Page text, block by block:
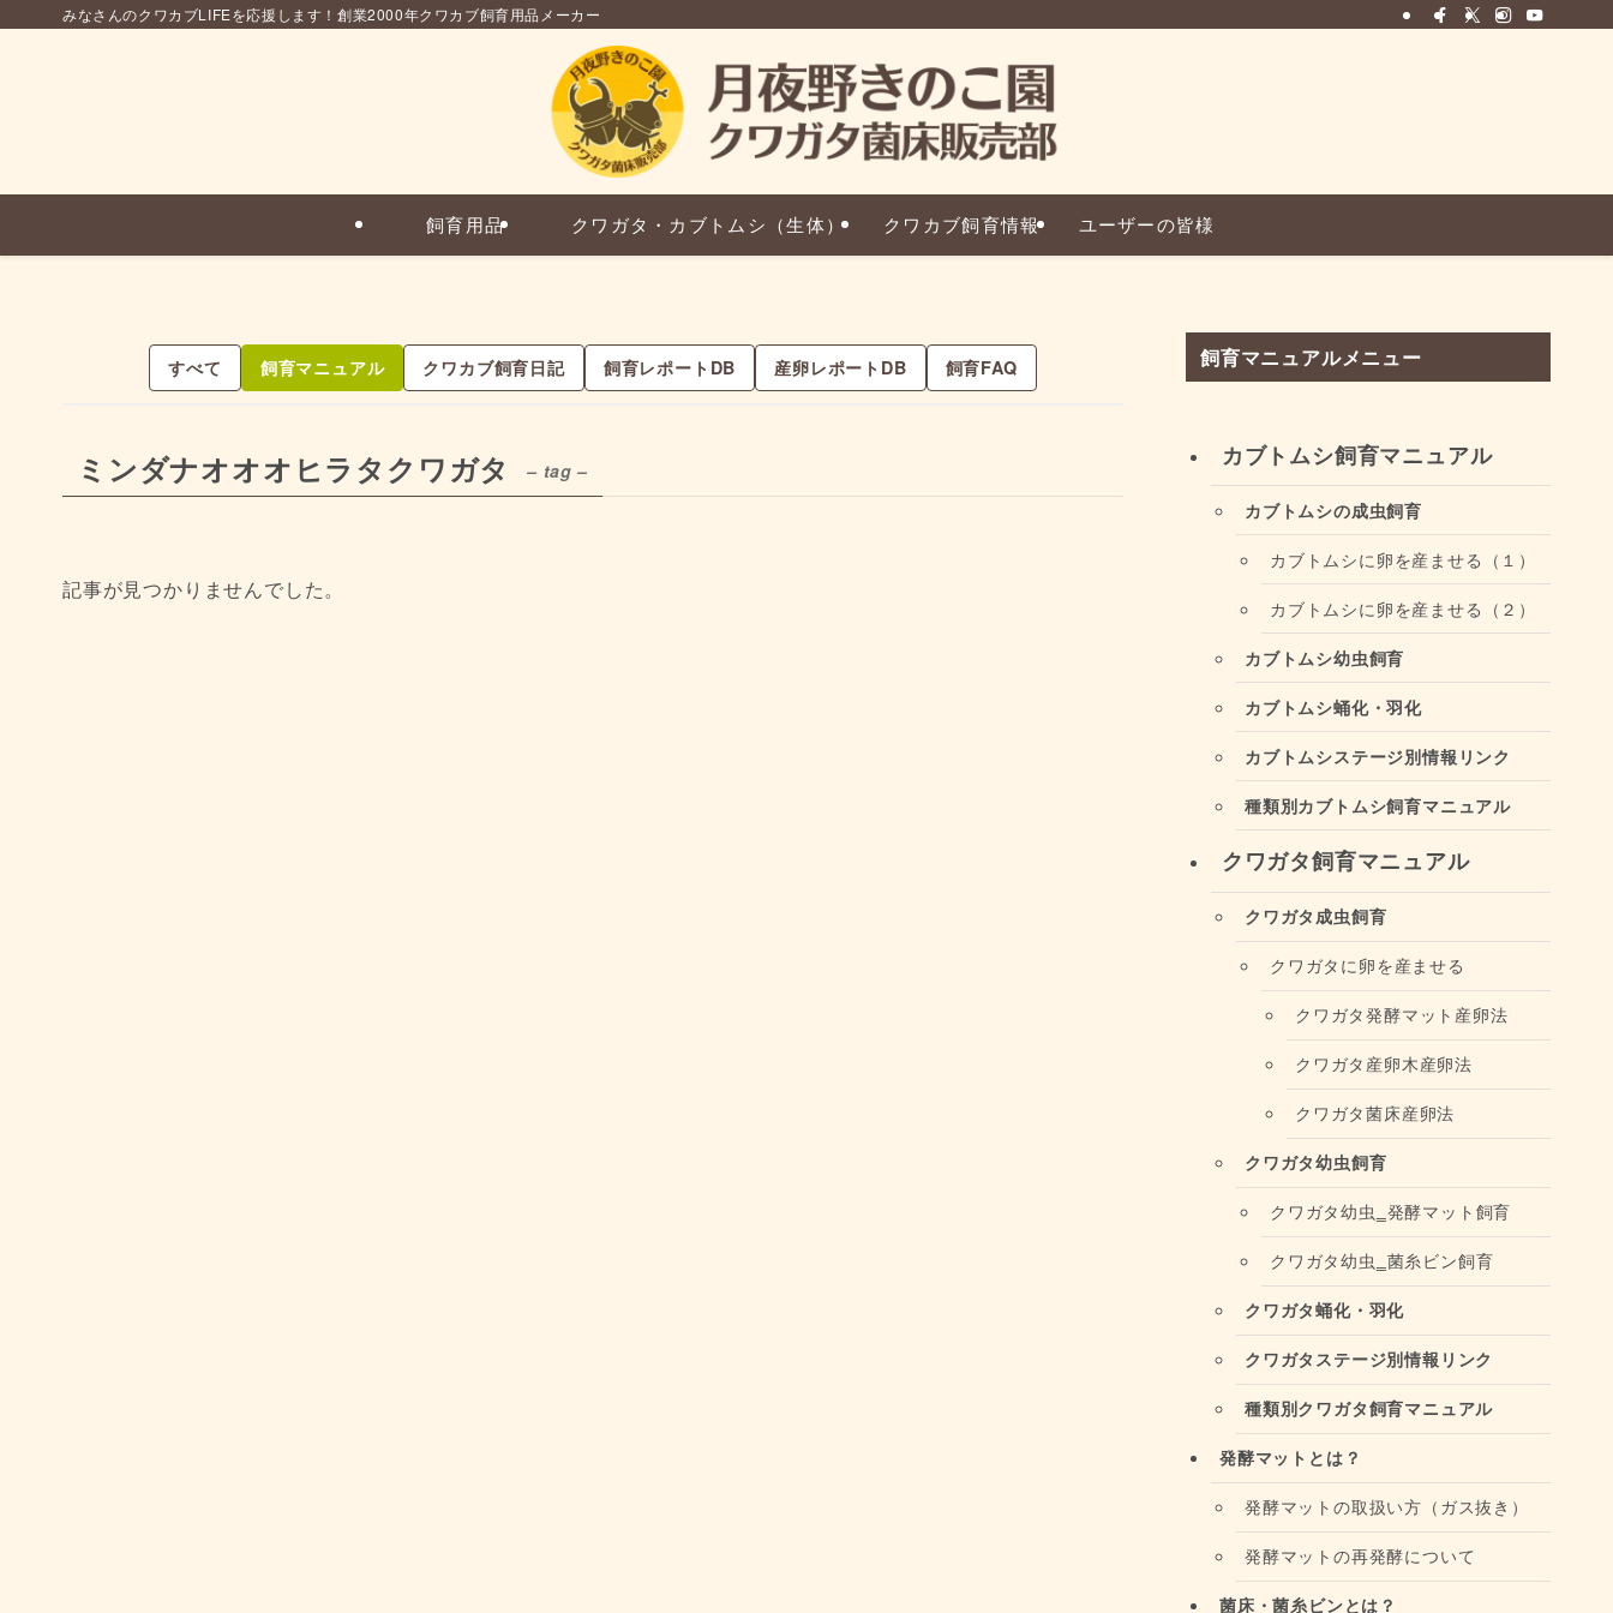
みなさんのクワカブLIFEを応援します！創業2000年クワカブ飼育用品メーカー
飼育用品 クワガタ・カブトムシ（生体） クワカブ飼育情報 ユーザーの皆様
すべて 飼育マニュアル クワカブ飼育日記 飼育レポートDB 産卵レポートDB 飼育FAQ
ミンダナオオオヒラタクワガタ – tag –
記事が見つかりませんでした。
飼育マニュアルメニュー
カブトムシ飼育マニュアル
カブトムシの成虫飼育
カブトムシに卵を産ませる（１）
カブトムシに卵を産ませる（２）
カブトムシ幼虫飼育
カブトムシ蛹化・羽化
カブトムシステージ別情報リンク
種類別カブトムシ飼育マニュアル
クワガタ飼育マニュアル
クワガタ成虫飼育
クワガタに卵を産ませる
クワガタ発酵マット産卵法
クワガタ産卵木産卵法
クワガタ菌床産卵法
クワガタ幼虫飼育
クワガタ幼虫‗発酵マット飼育
クワガタ幼虫‗菌糸ビン飼育
クワガタ蛹化・羽化
クワガタステージ別情報リンク
種類別クワガタ飼育マニュアル
発酵マットとは？
発酵マットの取扱い方（ガス抜き）
発酵マットの再発酵について
菌床・菌糸ビンとは？